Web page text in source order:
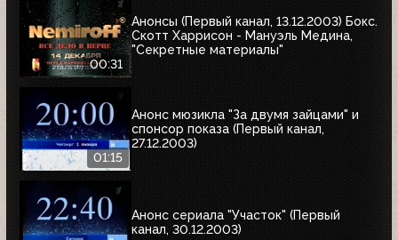
00:31
Анонсы (Первый канал, 13.12.2003) Бокс.
Скотт Харрисон - Мануэль Медина,
"Секретные материалы"
01:15
Анонс мюзикла "За двумя зайцами" и
спонсор показа (Первый канал,
27.12.2003)
Анонс сериала "Участок" (Первый
канал, 30.12.2003)